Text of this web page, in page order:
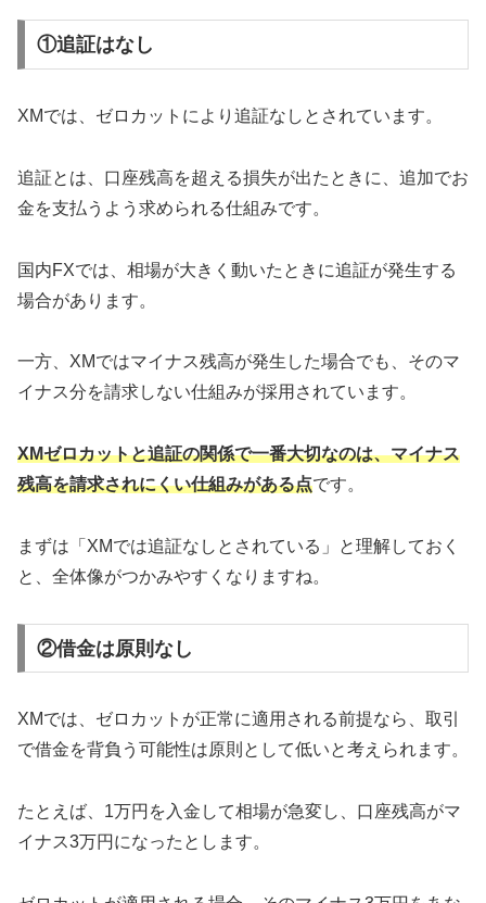
①追証はなし
XMでは、ゼロカットにより追証なしとされています。
追証とは、口座残高を超える損失が出たときに、追加でお
金を支払うよう求められる仕組みです。
国内FXでは、相場が大きく動いたときに追証が発生する
場合があります。
一方、XMではマイナス残高が発生した場合でも、そのマ
イナス分を請求しない仕組みが採用されています。
XMゼロカットと追証の関係で一番大切なのは、マイナス
残高を請求されにくい仕組みがある点です。
まずは「XMでは追証なしとされている」と理解しておく
と、全体像がつかみやすくなりますね。
②借金は原則なし
XMでは、ゼロカットが正常に適用される前提なら、取引
で借金を背負う可能性は原則として低いと考えられます。
たとえば、1万円を入金して相場が急変し、口座残高がマ
イナス3万円になったとします。